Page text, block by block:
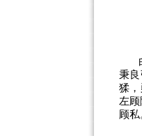
秉良
猱，
左
顾